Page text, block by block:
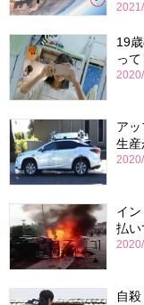
19
っ
ア
生産
イ
払
自